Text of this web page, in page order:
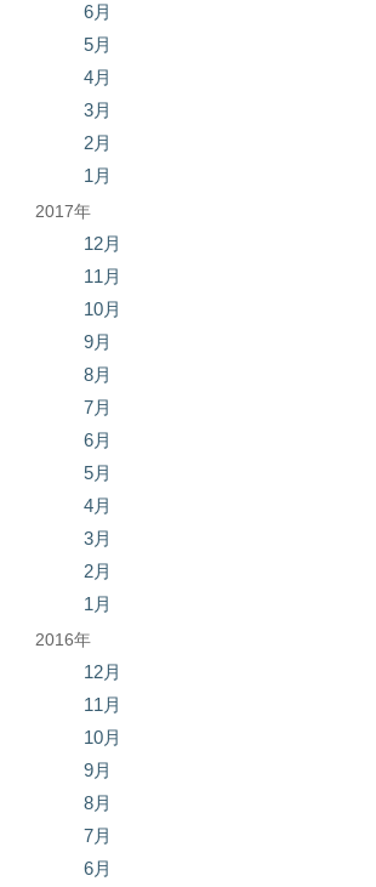
6月
5月
4月
3月
2月
1月
2017年
12月
11月
10月
9月
8月
7月
6月
5月
4月
3月
2月
1月
2016年
12月
11月
10月
9月
8月
7月
6月